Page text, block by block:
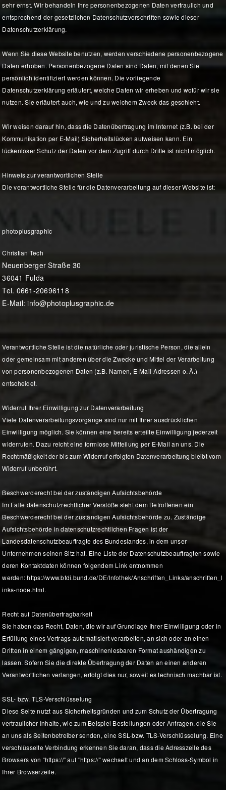
sehr ernst. Wir behandeln Ihre personenbezogenen Daten vertraulich und
entsprechend der gesetzlichen Datenschutzvorschriften sowie dieser
Datenschutzerklärung.
Wenn Sie diese Website benutzen, werden verschiedene personenbezogene
Daten erhoben. Personenbezogene Daten sind Daten, mit denen Sie
persönlich identifiziert werden können. Die vorliegende
Datenschutzerklärung erläutert, welche Daten wir erheben und wofür wir sie
nutzen. Sie erläutert auch, wie und zu welchem Zweck das geschieht.
Wir weisen darauf hin, dass die Datenübertragung im Internet (z.B. bei der
Kommunikation per E-Mail) Sicherheitslücken aufweisen kann. Ein
lückenloser Schutz der Daten vor dem Zugriff durch Dritte ist nicht möglich.
Hinweis zur verantwortlichen Stelle
Die verantwortliche Stelle für die Datenverarbeitung auf dieser Website ist:
photoplusgraphic
Christian Tech
Neuenberger Straße 30
36041 Fulda
Tel. 0661-20696118
E-Mail: info@photoplusgraphic.de
Verantwortliche Stelle ist die natürliche oder juristische Person, die allein
oder gemeinsam mit anderen über die Zwecke und Mittel der Verarbeitung
von personenbezogenen Daten (z.B. Namen, E-Mail-Adressen o. Ä.)
entscheidet.
Widerruf Ihrer Einwilligung zur Datenverarbeitung
Viele Datenverarbeitungsvorgänge sind nur mit Ihrer ausdrücklichen
Einwilligung möglich. Sie können eine bereits erteilte Einwilligung jederzeit
widerrufen. Dazu reicht eine formlose Mitteilung per E-Mail an uns. Die
Rechtmäßigkeit der bis zum Widerruf erfolgten Datenverarbeitung bleibt vom
Widerruf unberührt.
Beschwerderecht bei der zuständigen Aufsichtsbehörde
Im Falle datenschutzrechtlicher Verstöße steht dem Betroffenen ein
Beschwerderecht bei der zuständigen Aufsichtsbehörde zu. Zuständige
Aufsichtsbehörde in datenschutzrechtlichen Fragen ist der
Landesdatenschutzbeauftragte des Bundeslandes, in dem unser
Unternehmen seinen Sitz hat. Eine Liste der Datenschutzbeauftragten sowie
deren Kontaktdaten können folgendem Link entnommen
werden: https://www.bfdi.bund.de/DE/Infothek/Anschriften_Links/anschriften_l
inks-node.html.
Recht auf Datenübertragbarkeit
Sie haben das Recht, Daten, die wir auf Grundlage Ihrer Einwilligung oder in
Erfüllung eines Vertrags automatisiert verarbeiten, an sich oder an einen
Dritten in einem gängigen, maschinenlesbaren Format aushändigen zu
lassen. Sofern Sie die direkte Übertragung der Daten an einen anderen
Verantwortlichen verlangen, erfolgt dies nur, soweit es technisch machbar ist.
SSL- bzw. TLS-Verschlüsselung
Diese Seite nutzt aus Sicherheitsgründen und zum Schutz der Übertragung
vertraulicher Inhalte, wie zum Beispiel Bestellungen oder Anfragen, die Sie
an uns als Seitenbetreiber senden, eine SSL-bzw. TLS-Verschlüsselung. Eine
verschlüsselte Verbindung erkennen Sie daran, dass die Adresszeile des
Browsers von “https://” auf “https://” wechselt und an dem Schloss-Symbol in
Ihrer Browserzeile.